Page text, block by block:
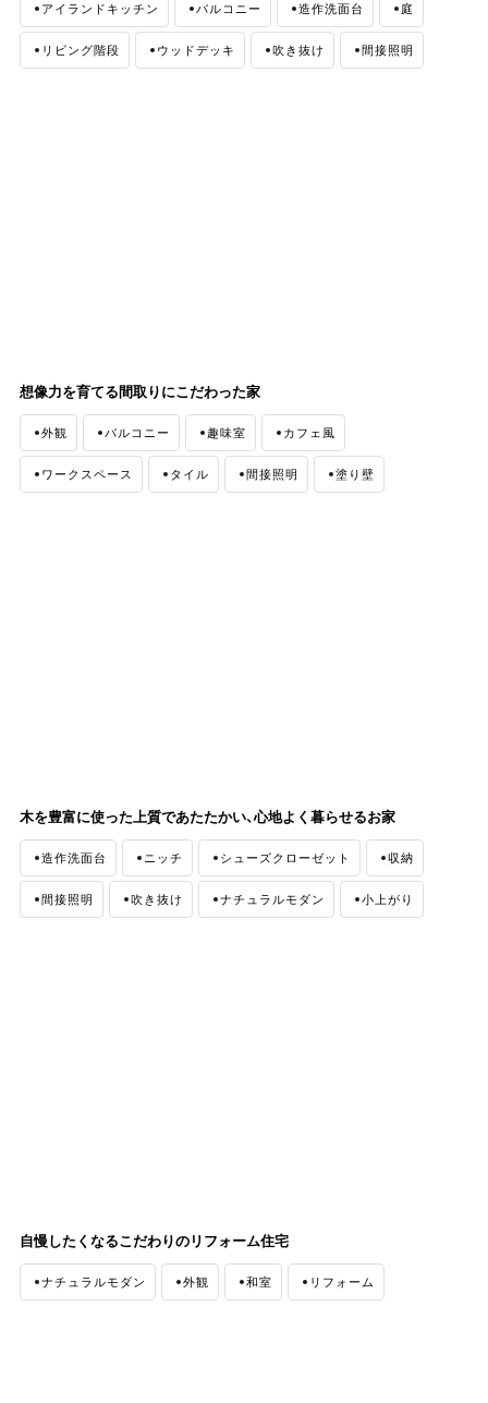
アイランドキッチン バルコニー 造作洗面台 庭
リビング階段 ウッドデッキ 吹き抜け 間接照明
想像力を育てる間取りにこだわった家
外観 バルコニー 趣味室 カフェ風
ワークスペース タイル 間接照明 塗り壁
木を豊富に使った上質であたたかい、心地よく暮らせるお家
造作洗面台 ニッチ シューズクローゼット 収納
間接照明 吹き抜け ナチュラルモダン 小上がり
自慢したくなるこだわりのリフォーム住宅
ナチュラルモダン 外観 和室 リフォーム